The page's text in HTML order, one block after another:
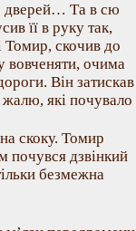
дверей… Та в сю
її в руку так,
Томир, скочив до
вовченяти, очима
Він затискав
які почувало
скоку. Томир
почувся дзвінкий
безмежна